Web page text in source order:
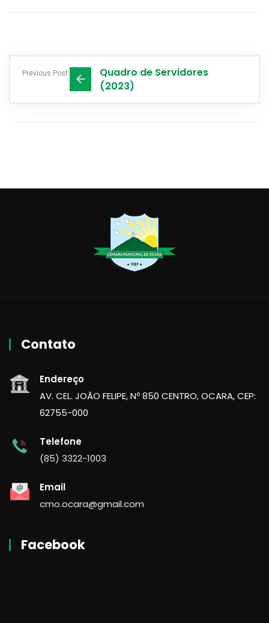
Previous Post
Quadro de Servidores
(2023)
Contato
Endereço
AV. CEL. JOÃO FELIPE, Nº 850 CENTRO, OCARA, CEP:
62755-000
Telefone
(85) 3322-1003
Email
cmo.ocara@gmail.com
Facebook